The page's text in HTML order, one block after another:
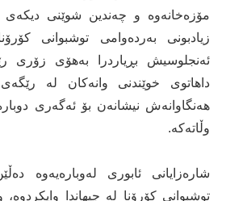
مۆزەخانەوە و چەندین شوێنی دیکەی
زیادبونی بەردەوامی توشبوانی
ئەنجلوسیش بڕیاردرا بەهۆی زۆری
داهاتوی خوێندنی وانەکان لە رێگەی
هەنگاوانەش نیشانەن بۆ ئەگەری
وڵاتەکە.
شارەزایانی ئابوری لەوبارەیەوە
توشبوانی کۆرۆنا لە جیهاندا وایکردوە،